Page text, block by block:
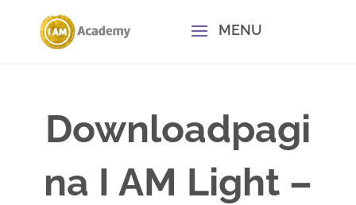
Downloadpagi
na I AM Light –